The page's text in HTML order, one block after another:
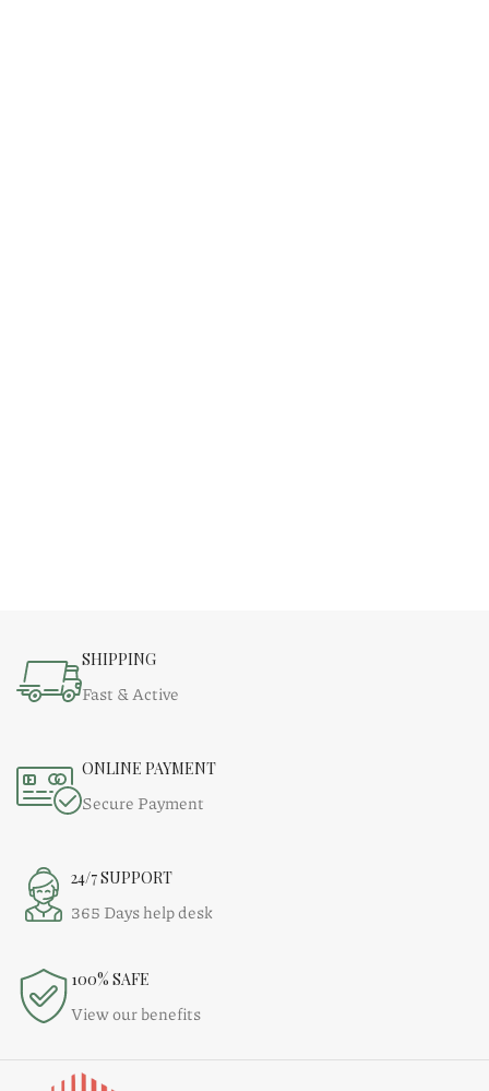
SHIPPING
Fast & Active
ONLINE PAYMENT
Secure Payment
24/7 SUPPORT
365 Days help desk
100% SAFE
View our benefits